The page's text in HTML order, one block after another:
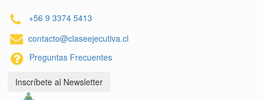
+56 9 3374 5413
contacto@claseejecutiva.cl
Preguntas Frecuentes
Inscríbete al Newsletter